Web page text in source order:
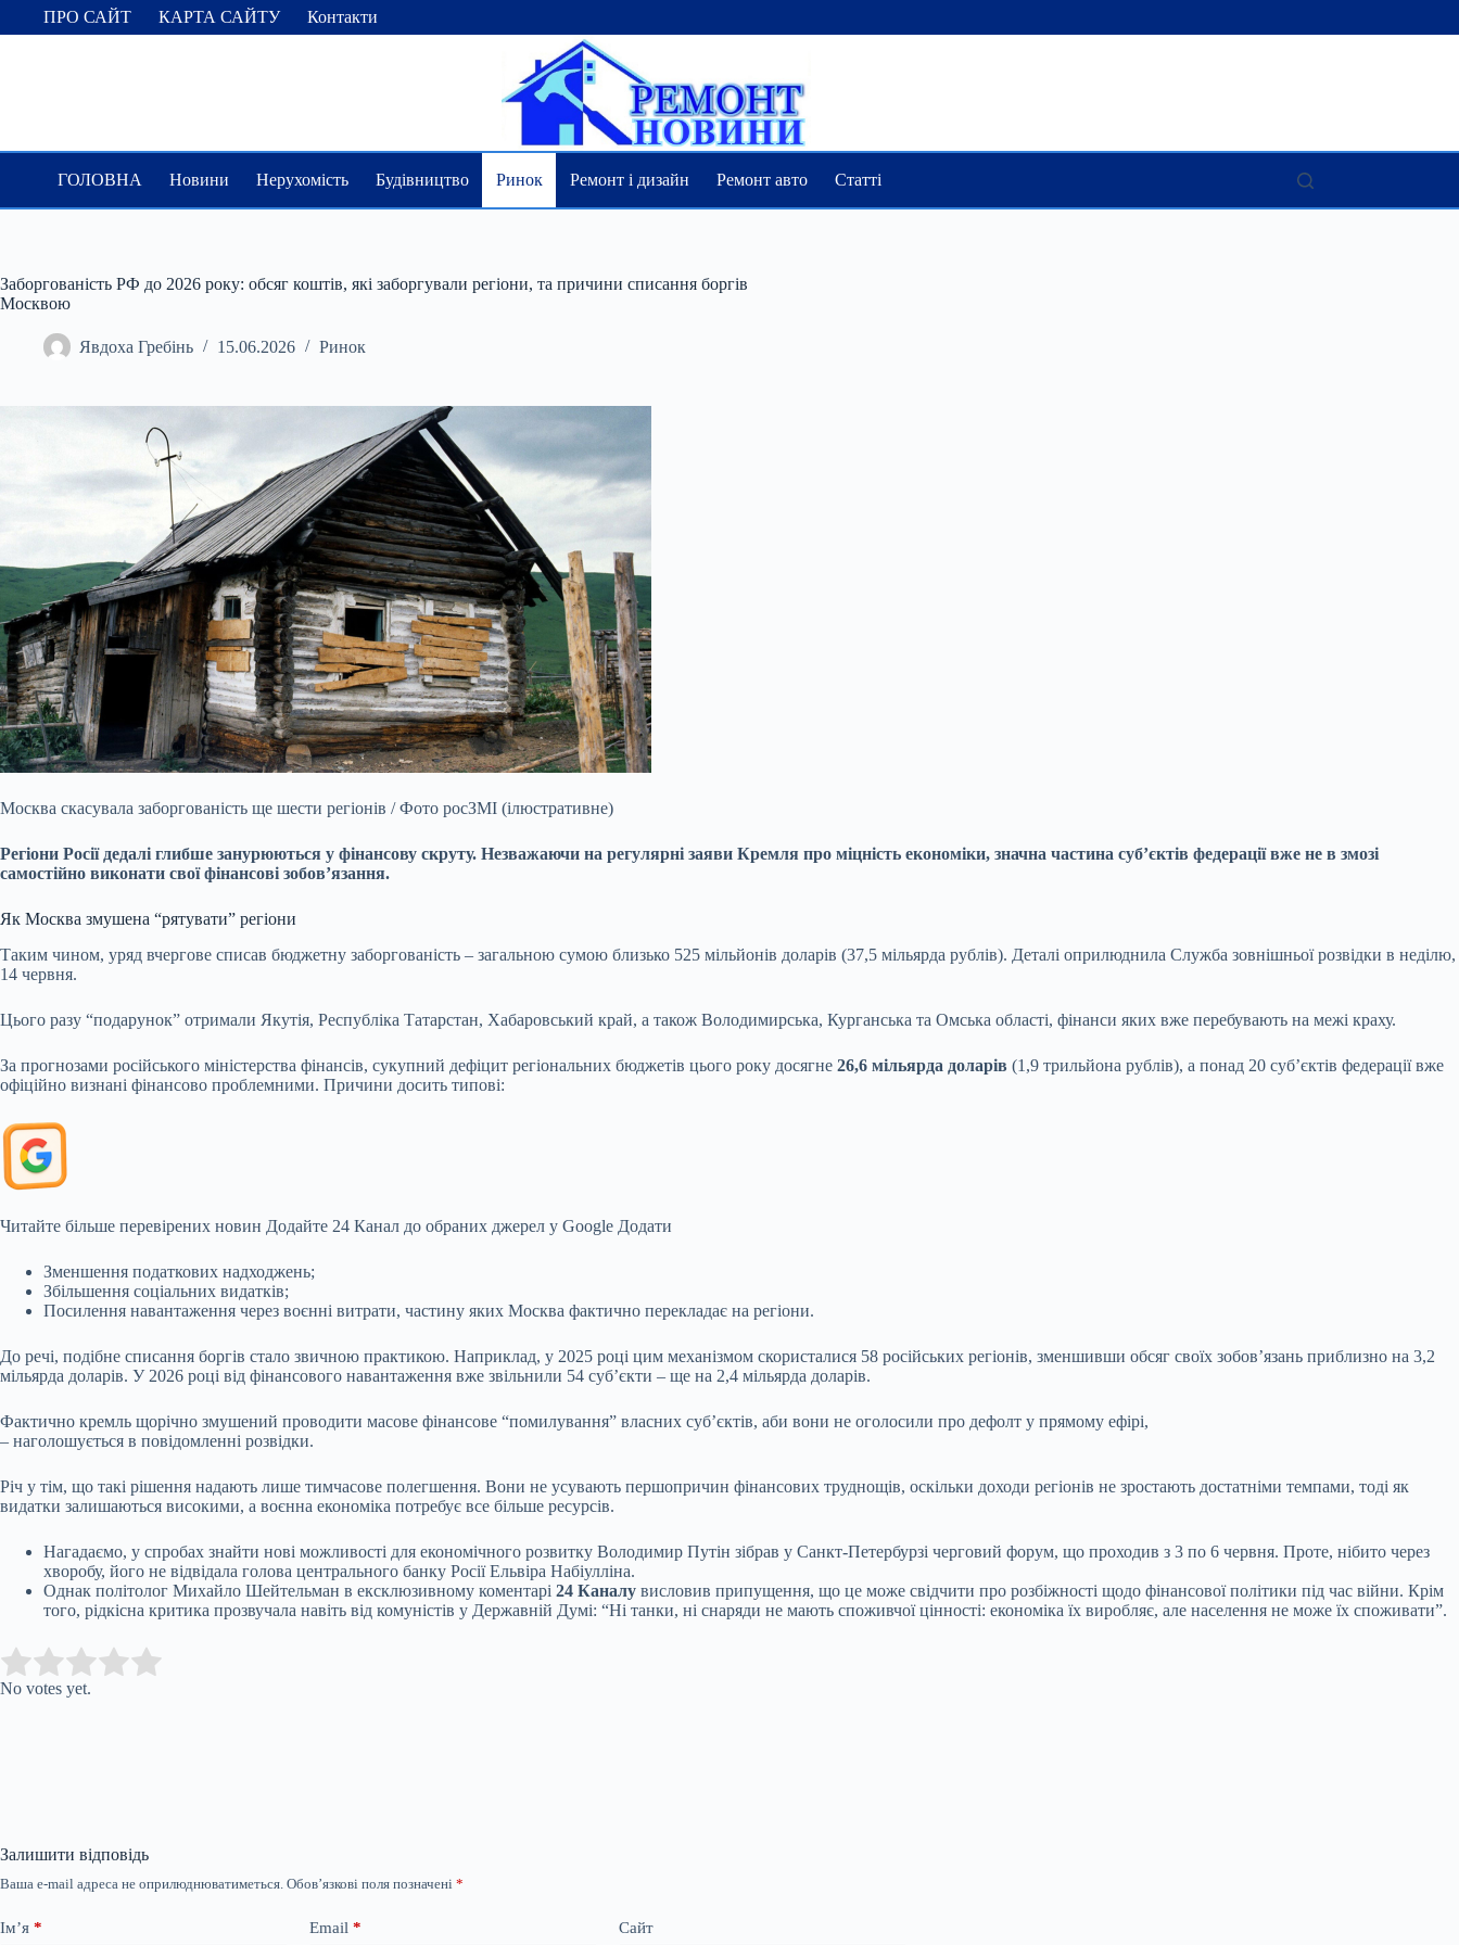
ПерейтиПРО САЙТ КАРТА САЙТУ Контакти
ГОЛОВНА Новини Нерухомість Будівництво Ринок Ремонт і дизайн Ремонт авто Статті
Заборгованість РФ до 2026 року: обсяг коштів, які заборгували регіони, та причини списання боргів
Москвою
Явдоха Гребінь 15.06.2026 Ринок
Москва скасувала заборгованість ще шести регіонів / Фото росЗМІ (ілюстративне)
Регіони Росії дедалі глибше занурюються у фінансову скруту. Незважаючи на регулярні заяви Кремля про міцність економіки, значна частина суб’єктів федерації вже не в змозі
самостійно виконати свої фінансові зобов’язання.
Як Москва змушена “рятувати” регіони
Таким чином, уряд вчергове списав бюджетну заборгованість – загальною сумою близько 525 мільйонів доларів (37,5 мільярда рублів). Деталі оприлюднила Служба зовнішньої розвідки в неділю,
14 червня.
Цього разу “подарунок” отримали Якутія, Республіка Татарстан, Хабаровський край, а також Володимирська, Курганська та Омська області, фінанси яких вже перебувають на межі краху.
За прогнозами російського міністерства фінансів, сукупний дефіцит регіональних бюджетів цього року досягне 26,6 мільярда доларів (1,9 трильйона рублів), а понад 20 суб’єктів федерації вже
офіційно визнані фінансово проблемними. Причини досить типові:
Читайте більше перевірених новин Додайте 24 Канал до обраних джерел у Google Додати
Зменшення податкових надходжень;
Збільшення соціальних видатків;
Посилення навантаження через воєнні витрати, частину яких Москва фактично перекладає на регіони.
До речі, подібне списання боргів стало звичною практикою. Наприклад, у 2025 році цим механізмом скористалися 58 російських регіонів, зменшивши обсяг своїх зобов’язань приблизно на 3,2
мільярда доларів. У 2026 році від фінансового навантаження вже звільнили 54 суб’єкти – ще на 2,4 мільярда доларів.
Фактично кремль щорічно змушений проводити масове фінансове “помилування” власних суб’єктів, аби вони не оголосили про дефолт у прямому ефірі,
– наголошується в повідомленні розвідки.
Річ у тім, що такі рішення надають лише тимчасове полегшення. Вони не усувають першопричин фінансових труднощів, оскільки доходи регіонів не зростають достатніми темпами, тоді як
видатки залишаються високими, а воєнна економіка потребує все більше ресурсів.
Нагадаємо, у спробах знайти нові можливості для економічного розвитку Володимир Путін зібрав у Санкт-Петербурзі черговий форум, що проходив з 3 по 6 червня. Проте, нібито через
хворобу, його не відвідала голова центрального банку Росії Ельвіра Набіулліна.
Однак політолог Михайло Шейтельман в ексклюзивному коментарі 24 Каналу висловив припущення, що це може свідчити про розбіжності щодо фінансової політики під час війни. Крім
того, рідкісна критика прозвучала навіть від комуністів у Державній Думі: “Ні танки, ні снаряди не мають споживчої цінності: економіка їх виробляє, але населення не може їх споживати”.
Rate this item:
No votes yet.
Залишити відповідь
Ваша e-mail адреса не оприлюднюватиметься. Обов’язкові поля позначені *
Ім’я * Email * Сайт